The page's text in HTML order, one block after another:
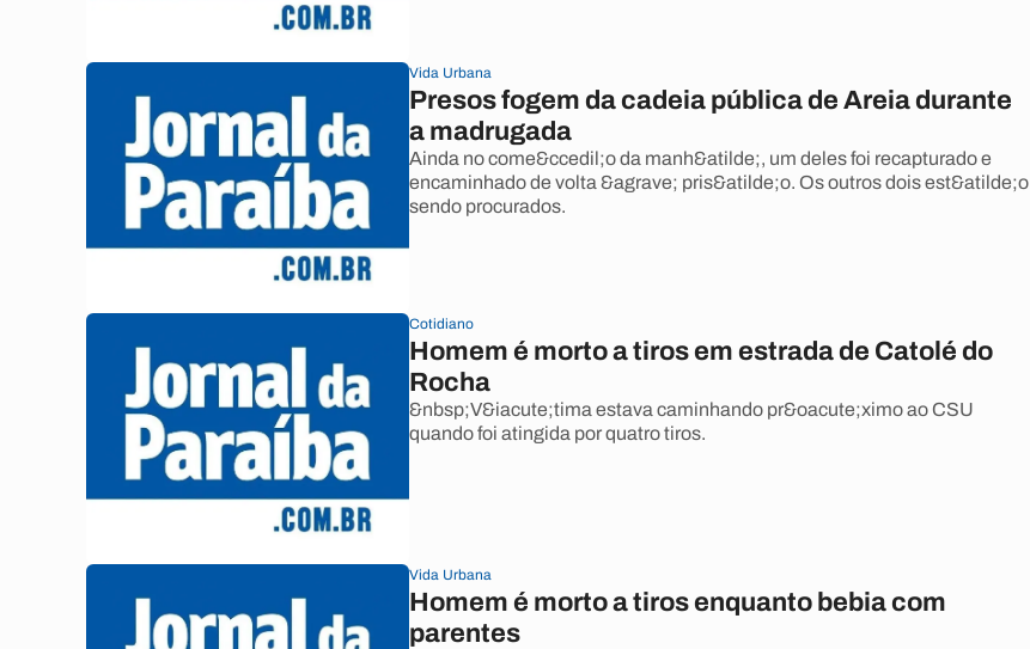
Vida Urbana
Presos fogem da cadeia pública de Areia durante
a madrugada
Ainda no come&ccedil;o da manh&atilde;, um deles foi recapturado e
encaminhado de volta &agrave; pris&atilde;o. Os outros dois est&atilde;o
sendo procurados.
Cotidiano
Homem é morto a tiros em estrada de Catolé do
Rocha
&nbsp;V&iacute;tima estava caminhando pr&oacute;ximo ao CSU
quando foi atingida por quatro tiros.
Vida Urbana
Homem é morto a tiros enquanto bebia com
parentes